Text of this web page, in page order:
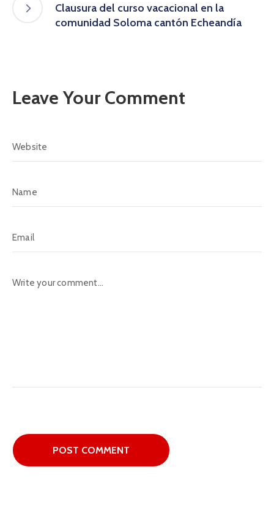
Clausura del curso vacacional en la
comunidad Soloma cantón Echeandía
Leave Your Comment